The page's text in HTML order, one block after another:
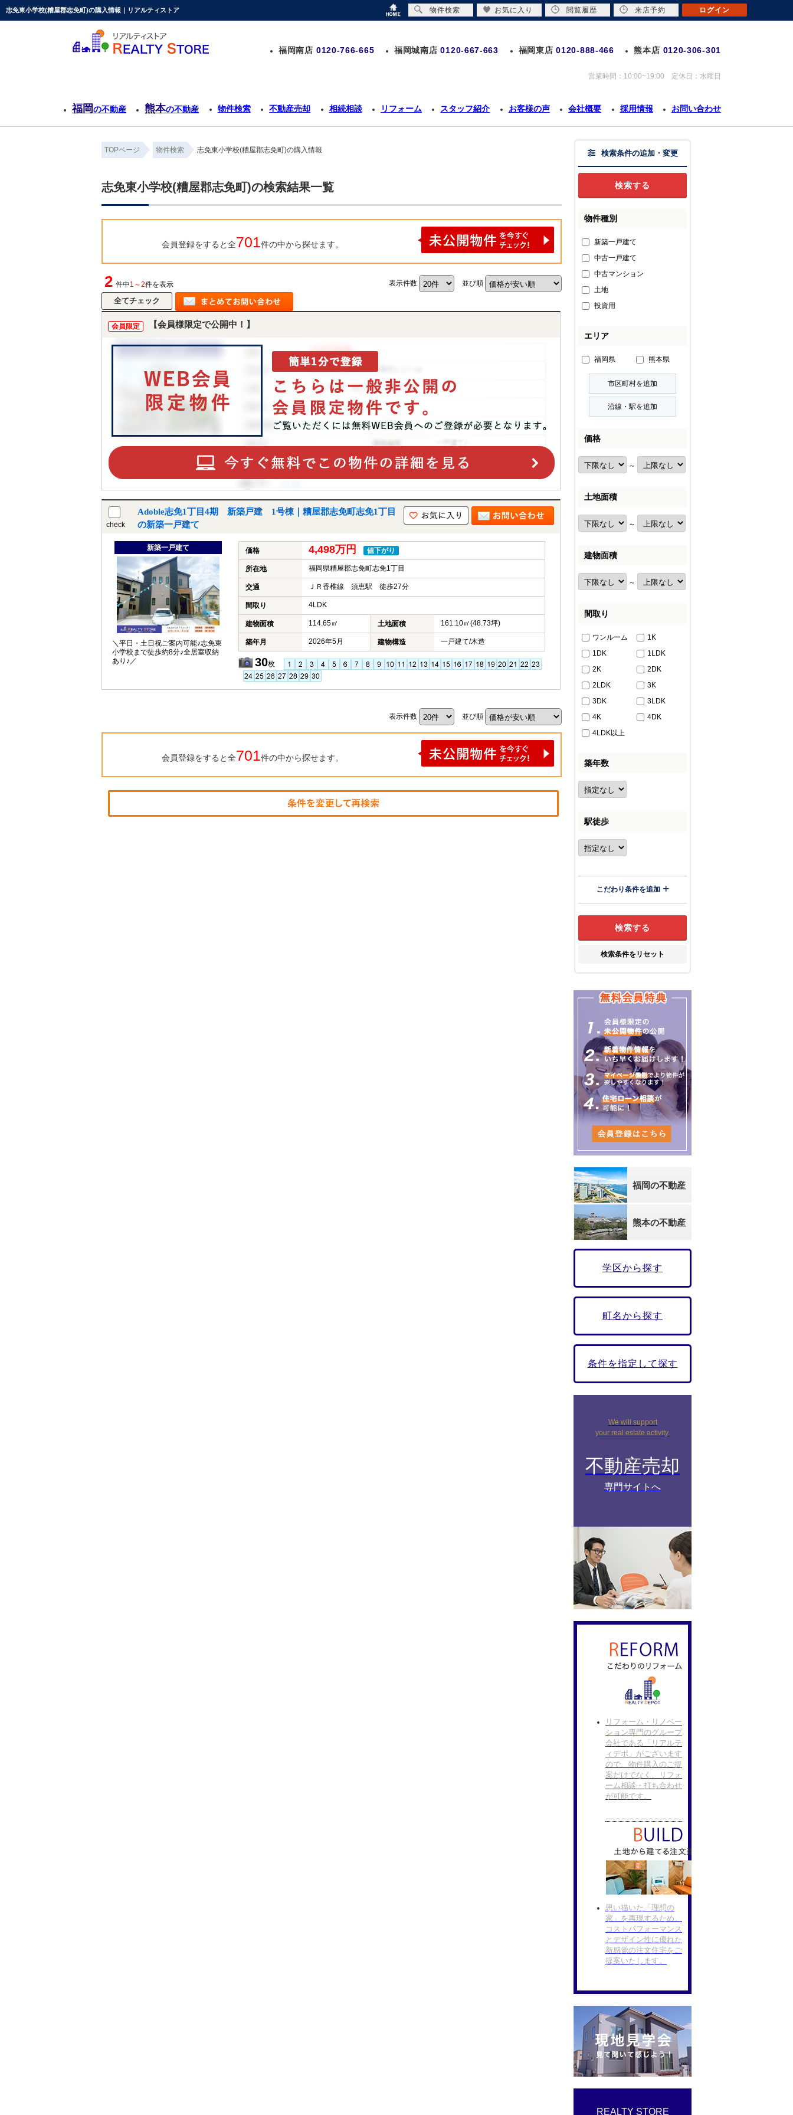
志免東小学校(糟屋郡志免町)の購入情報｜リアルティストア
福岡南店 0120-766-665 福岡城南店 0120-667-663 福岡東店 0120-888-466 熊本店 0120-306-301
営業時間：10:00~19:00 定休日：水曜日
福岡の不動産 熊本の不動産 物件検索 不動産売却 相続相談 リフォーム スタッフ紹介 お客様の声 会社概要 採用情報 お問い合わせ
TOPページ 物件検索 志免東小学校(糟屋郡志免町)の購入情報
志免東小学校(糟屋郡志免町)の検索結果一覧
会員登録をすると全701件の中から探せます。
2 件中1～2件を表示 表示件数 並び順
会員限定 【会員様限定で公開中！】
check
Adoble志免1丁目4期 新築戸建 1号棟｜糟屋郡志免町志免1丁目
の新築一戸建て
新築一戸建て
＼平日・土日祝ご案内可能♪志免東
小学校まで徒歩約8分♪全居室収納
あり♪／
価格 4,498万円 値下がり
所在地 福岡県糟屋郡志免町志免1丁目
交通 ＪＲ香椎線 須恵駅 徒歩27分
間取り 4LDK
建物面積 114.65㎡ 土地面積 161.10㎡(48.73坪)
築年月 2026年5月 建物構造 一戸建て/木造
30枚
表示件数 並び順
会員登録をすると全701件の中から探せます。
検索条件の追加・変更
物件種別
新築一戸建て
中古一戸建て
中古マンション
土地
投資用
エリア
福岡県 熊本県
価格
～
土地面積
～
建物面積
～
間取り
ワンルーム
1K
1DK
1LDK
2K
2DK
2LDK
3K
3DK
3LDK
4K
4DK
4LDK以上
築年数
駅徒歩
こだわり条件を追加
検索条件をリセット
福岡の不動産
熊本の不動産
学区から探す
町名から探す
条件を指定して探す
We will support
your real estate activity.
不動産売却
専門サイトへ
リフォーム・リノベー
ション専門のグループ
会社である「リアルテ
ィデポ」がございます
ので、物件購入のご提
案だけでなく、リフォ
ーム相談・打ち合わせ
が可能です。
思い描いた「理想の
家」を再現するため、
コストパフォーマンス
とデザイン性に優れた
新感覚の注文住宅をご
提案いたします。
REALTY STORE
物件検索 お気に入り 閲覧履歴 来店予約 ログイン